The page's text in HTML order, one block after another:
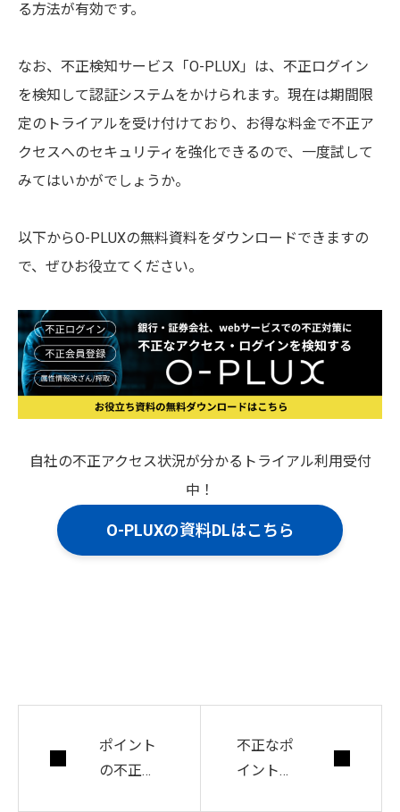
る方法が有効です。
なお、不正検知サービス「O-PLUX」は、不正ログイン
を検知して認証システムをかけられます。現在は期間限
定のトライアルを受け付けており、お得な料金で不正ア
クセスへのセキュリティを強化できるので、一度試して
みてはいかがでしょうか。
以下からO-PLUXの無料資料をダウンロードできますの
で、ぜひお役立てください。
自社の不正アクセス状況が分かるトライアル利用受付
中！
O-PLUXの資料DLはこちら
ポイント
の不正利
不正なポ
イント交